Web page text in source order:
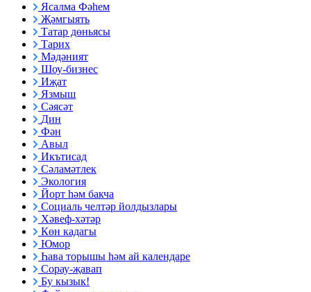
Ясалма Фәһем
Җәмгыять
Татар дөньясы
Тарих
Мәдәният
Шоу-бизнес
Иҗат
Язмыш
Сәясәт
Дин
Фән
Авыл
Икътисад
Сәламәтлек
Экология
Йорт һәм бакча
Социаль челтәр йолдызлары
Хәвеф-хәтәр
Көн кадагы
Юмор
Һава торышы һәм ай календаре
Сорау-җавап
Бу кызык!